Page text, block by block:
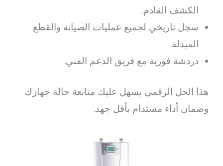
الكشف القادم.
سجل تاريخي لجميع عمليات الصيانة والقطع
المبدلة.
دردشة فورية مع فريق الدعم الفني.
هذا الحل الرقمي يسهل عليك متابعة حالة جهازك
وضمان أداء مستدام بأقل جهد.